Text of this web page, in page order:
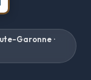
Garonne ·